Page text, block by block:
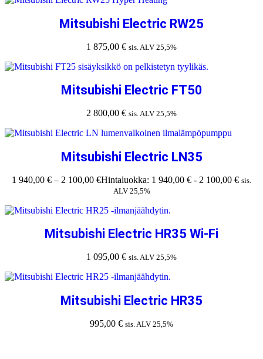
Mitsubishi Electric RW25
1 875,00 € sis. ALV 25,5%
Mitsubishi Electric FT50
2 800,00 € sis. ALV 25,5%
Mitsubishi Electric LN35
1 940,00 € – 2 100,00 €Hintaluokka: 1 940,00 € - 2 100,00 € sis.
ALV 25,5%
Mitsubishi Electric HR35 Wi-Fi
1 095,00 € sis. ALV 25,5%
Mitsubishi Electric HR35
995,00 € sis. ALV 25,5%